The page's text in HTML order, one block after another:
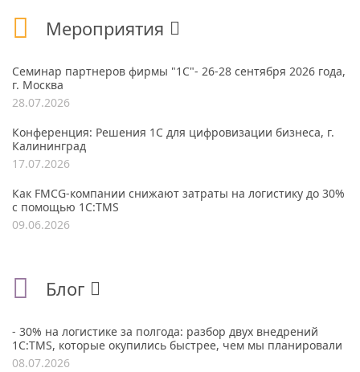
Мероприятия
Семинар партнеров фирмы "1С"- 26-28 сентября 2026 года,
г. Москва
28.07.2026
Конференция: Решения 1С для цифровизации бизнеса, г.
Калининград
17.07.2026
Как FMCG-компании снижают затраты на логистику до 30%
с помощью 1С:TMS
09.06.2026
Блог
- 30% на логистике за полгода: разбор двух внедрений
1С:TMS, которые окупились быстрее, чем мы планировали
08.07.2026